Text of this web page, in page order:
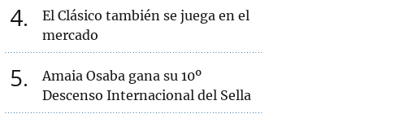
4
El Clásico también se juega en el
mercado
5
Amaia Osaba gana su 10º
Descenso Internacional del Sella